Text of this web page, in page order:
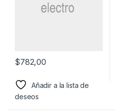
$782,00
Añadir a la lista de
deseos